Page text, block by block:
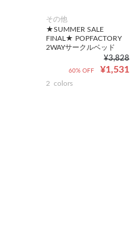
その他
★SUMMER SALE
FINAL★ POPFACTORY
2WAYサークルベッド
¥3,828
¥1,531
60% OFF
2 colors